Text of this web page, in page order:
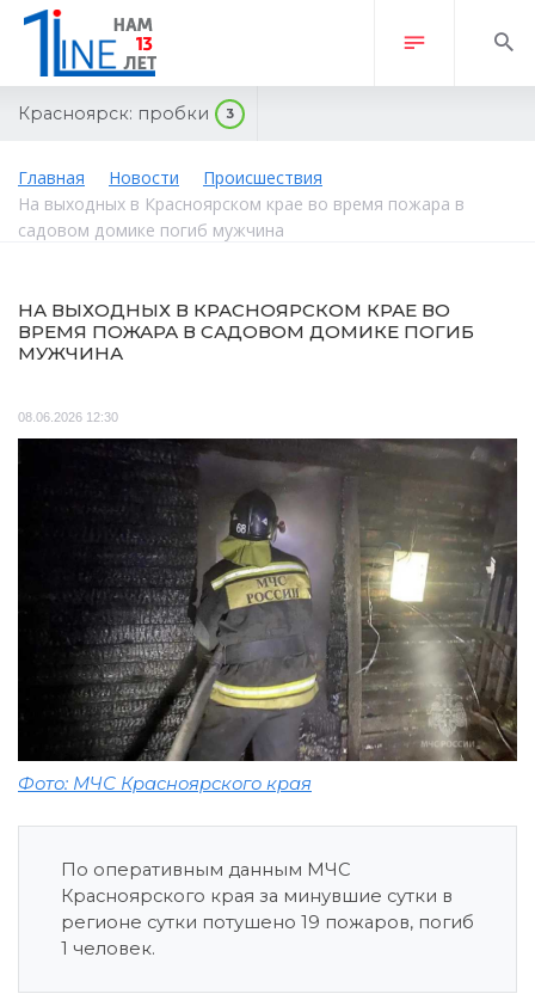
Красноярск: пробки 3
Главная Новости
Происшествия
На выходных в Красноярском крае во время пожара в
садовом домике погиб мужчина
НА ВЫХОДНЫХ В КРАСНОЯРСКОМ КРАЕ ВО
ВРЕМЯ ПОЖАРА В САДОВОМ ДОМИКЕ ПОГИБ
МУЖЧИНА
08.06.2026 12:30
Фото: МЧС Красноярского края
По оперативным данным МЧС
Красноярского края за минувшие сутки в
регионе сутки потушено 19 пожаров, погиб
1 человек.